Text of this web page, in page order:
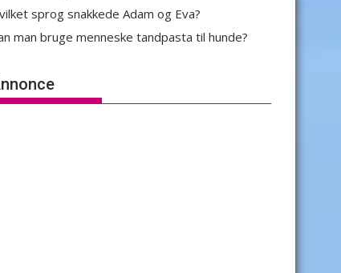
sprog snakkede Adam og Eva?
man bruge menneske tandpasta til hunde?